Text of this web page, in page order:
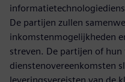
De partijen zullen
inkomstenmogelijkheden
streven. De partijen of
dienstenovereenkomsten
leveringsvereisten van de